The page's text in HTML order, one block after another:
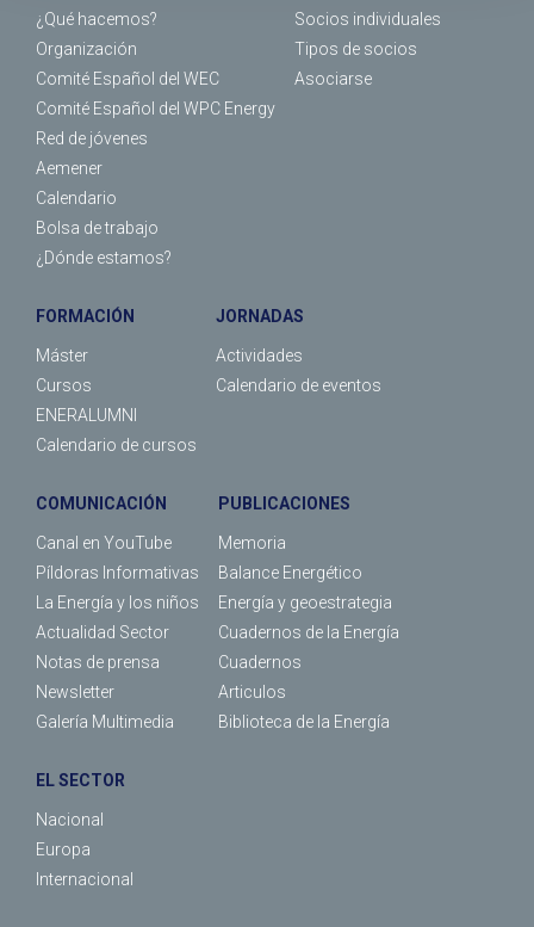
¿Qué hacemos?
Organización
Comité Español del WEC
Comité Español del WPC Energy
Red de jóvenes
Aemener
Calendario
Bolsa de trabajo
¿Dónde estamos?
Socios individuales
Tipos de socios
Asociarse
FORMACIÓN
Máster
Cursos
ENERALUMNI
Calendario de cursos
JORNADAS
Actividades
Calendario de eventos
COMUNICACIÓN
Canal en YouTube
Píldoras Informativas
La Energía y los niños
Actualidad Sector
Notas de prensa
Newsletter
Galería Multimedia
PUBLICACIONES
Memoria
Balance Energético
Energía y geoestrategia
Cuadernos de la Energía
Cuadernos
Articulos
Biblioteca de la Energía
EL SECTOR
Nacional
Europa
Internacional